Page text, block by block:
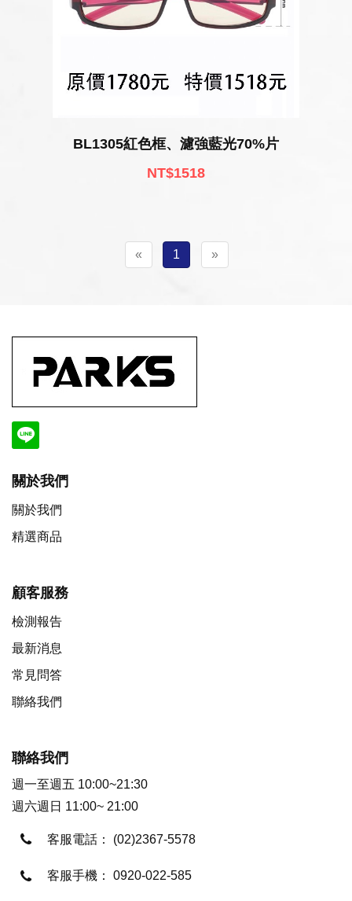
BL1305紅色框、濾強藍光70%片
NT$1518
« 1 »
關於我們
關於我們
精選商品
顧客服務
檢測報告
最新消息
常見問答
聯絡我們
聯絡我們
週一至週五 10:00~21:30
週六週日 11:00~ 21:00
客服電話： (02)2367-5578
客服手機： 0920-022-585